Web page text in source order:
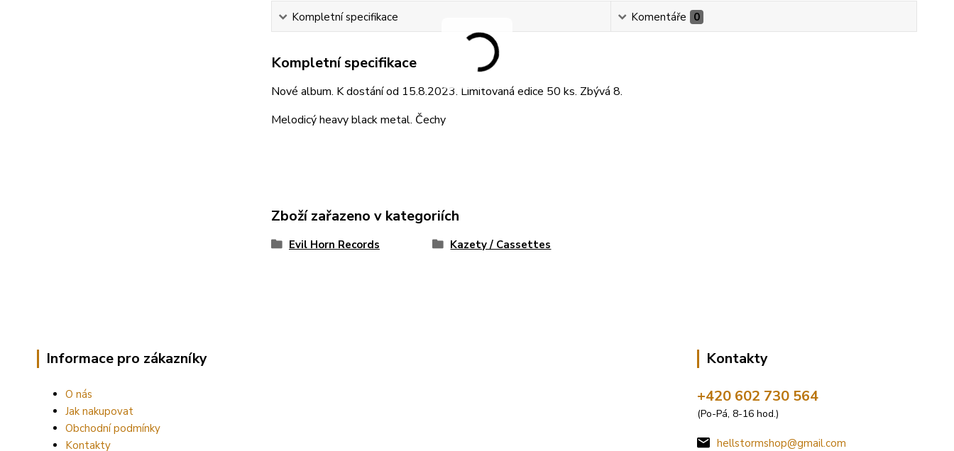
Kompletní specifikace Komentáře 0
Kompletní specifikace
Nové album. K dostání od 15.8.2023. Limitovaná edice 50 ks. Zbývá 8.
Melodicý heavy black metal. Čechy
Zboží zařazeno v kategoriích
Evil Horn Records Kazety / Cassettes
Informace pro zákazníky
O nás
Jak nakupovat
Obchodní podmínky
Kontakty
Kontakty
+420 602 730 564
(Po-Pá, 8-16 hod.)
hellstormshop@gmail.com